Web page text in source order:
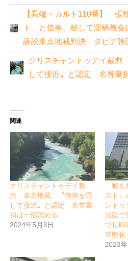
【異端・カルト110番】 張
ト」と信奉、秘して淀橋教
訴訟東京地裁判決 ダビデ張
クリスチャントゥデイ裁
して接近〟と認定 名誉棄
関連
クリスチャントゥデイ裁
判 東京地裁 〝信仰を隠
して接近〟と認定 名誉棄
損は一部認める
2024年5月3日
「嘘
スト
ント
法廷
で長時
常態化
2023